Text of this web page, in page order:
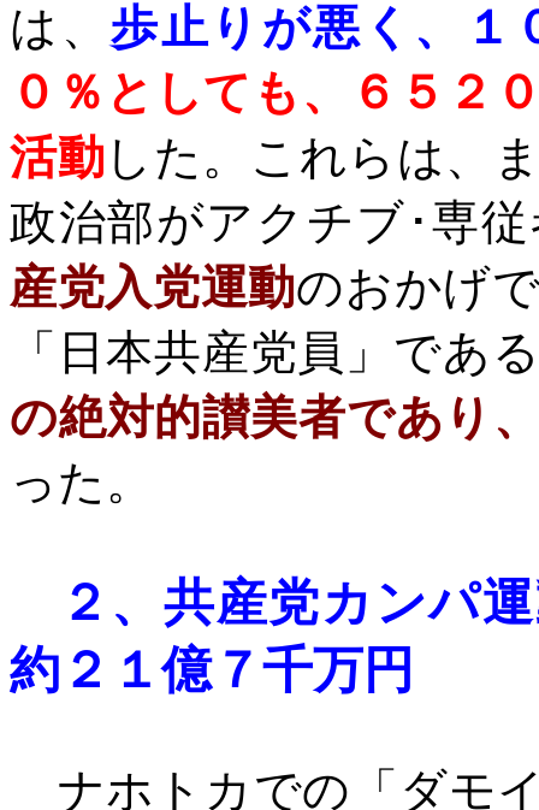
は、歩止りが悪く、１
０％としても、６５２
活動 した。これらは、
政治部がアクチブ･専
産党入党運動のおかげ
「日本共産党員」であ
の絶対的讃美者であり
った。
２、共産党カンパ
約２１億７千万円
ナホトカでの「ダモ